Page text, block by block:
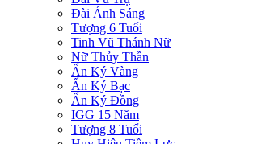
Đài Ánh Sáng
Tượng 6 Tuổi
Tinh Vũ Thánh Nữ
Nữ Thủy Thần
Ấn Ký Vàng
Ấn Ký Bạc
Ấn Ký Đồng
IGG 15 Năm
Tượng 8 Tuổi